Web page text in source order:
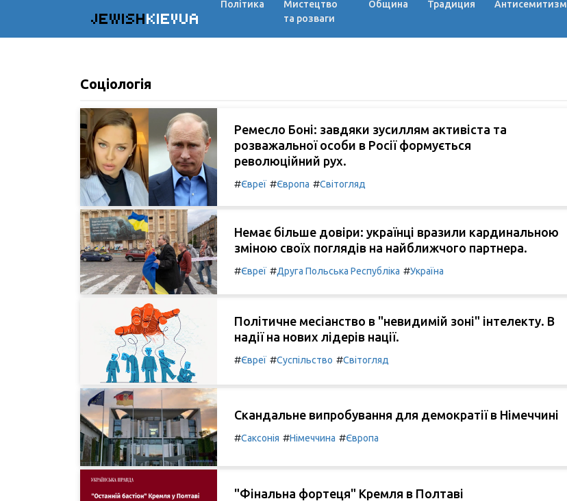
JEWISHKIEVUA
Політика
Мистецтво
та розваги
Община Традиция Антисемитизм
Соціологія
Ремесло Боні: завдяки зусиллям активіста та
розважальної особи в Росії формується
революційний рух.
#Євреї #Європа #Світогляд
Немає більше довіри: українці вразили кардинальною
зміною своїх поглядів на найближчого партнера.
#Євреї #Друга Польська Республіка #Україна
Політичне месіанство в "невидимій зоні" інтелекту. В
надії на нових лідерів нації.
#Євреї #Суспільство #Світогляд
Скандальне випробування для демократії в Німеччині
#Саксонія #Німеччина #Європа
"Фінальна фортеця" Кремля в Полтаві